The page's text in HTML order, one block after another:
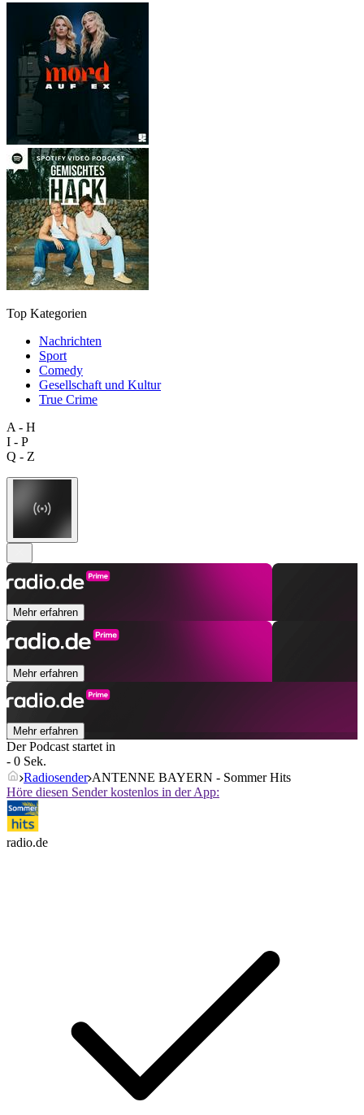
Top Kategorien
Nachrichten
Sport
Comedy
Gesellschaft und Kultur
True Crime
A - H
I - P
Q - Z
Mehr erfahren
Mehr erfahren
Mehr erfahren
Der Podcast startet in
- 0 Sek.
Radiosender ANTENNE BAYERN - Sommer Hits
Höre diesen Sender kostenlos in der App:
radio.de